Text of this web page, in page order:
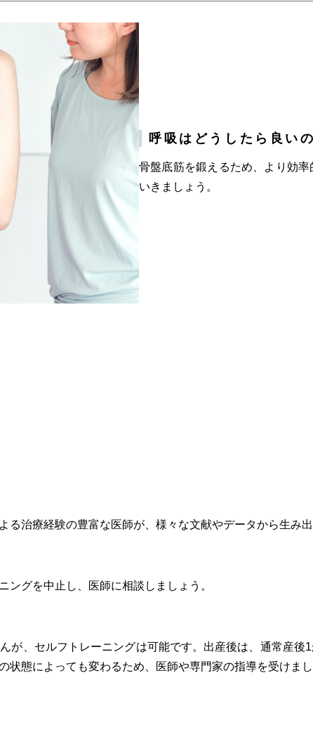
呼吸はどうしたら良い
骨盤底筋を鍛えるため、より効
いきましょう。
治療経験の豊富な医師が、様々な文献やデータから生み
ングを中止し、医師に相談しましょう。
が、セルフトレーニングは可能です。出産後は、通常産後
態によっても変わるため、医師や専門家の指導を受けまし